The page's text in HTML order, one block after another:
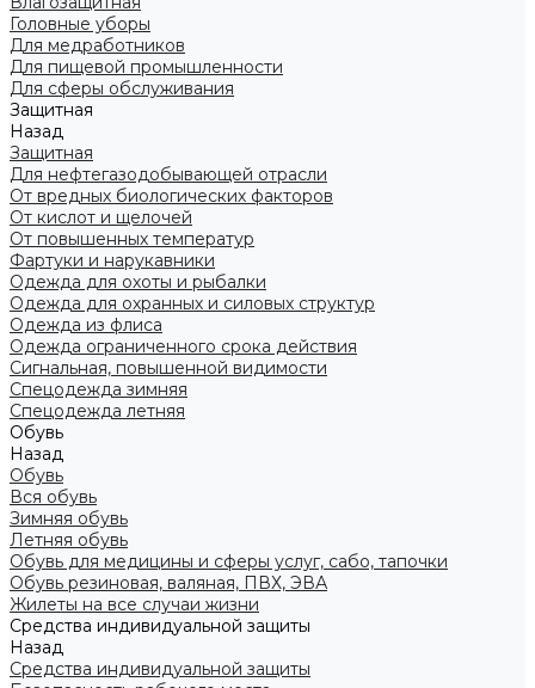
Головные уборы
Для медработников
Для пищевой промышленности
Для сферы обслуживания
Защитная
Назад
Защитная
Для нефтегазодобывающей отрасли
От вредных биологических факторов
От кислот и щелочей
От повышенных температур
Фартуки и нарукавники
Одежда для охоты и рыбалки
Одежда для охранных и силовых структур
Одежда из флиса
Одежда ограниченного срока действия
Сигнальная, повышенной видимости
Спецодежда зимняя
Спецодежда летняя
Обувь
Назад
Обувь
Вся обувь
Зимняя обувь
Летняя обувь
Обувь для медицины и сферы услуг, сабо, тапочки
Обувь резиновая, валяная, ПВХ, ЭВА
Жилеты на все случаи жизни
Средства индивидуальной защиты
Назад
Средства индивидуальной защиты